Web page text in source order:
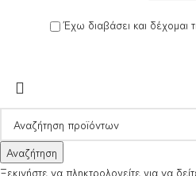
Έχω διαβάσει και δέχομαι
Αναζήτηση
Ξεκινήστε να πληκτρολογείτε για να